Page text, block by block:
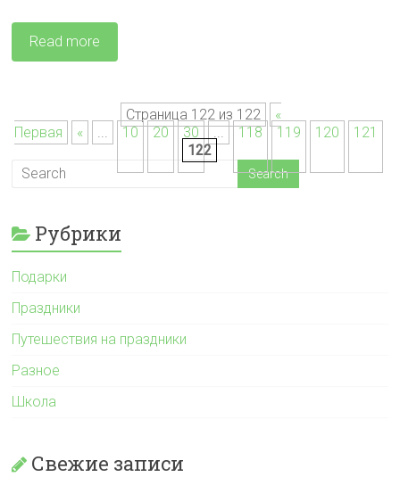
Read more
Страница 122 из 122
«
Первая
« ... 10 20 30 ... 118 119 120
121
122
Рубрики
Подарки
Праздники
Путешествия на праздники
Разное
Школа
Свежие записи